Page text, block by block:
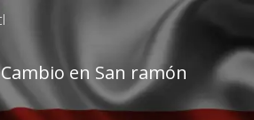
en San ramón